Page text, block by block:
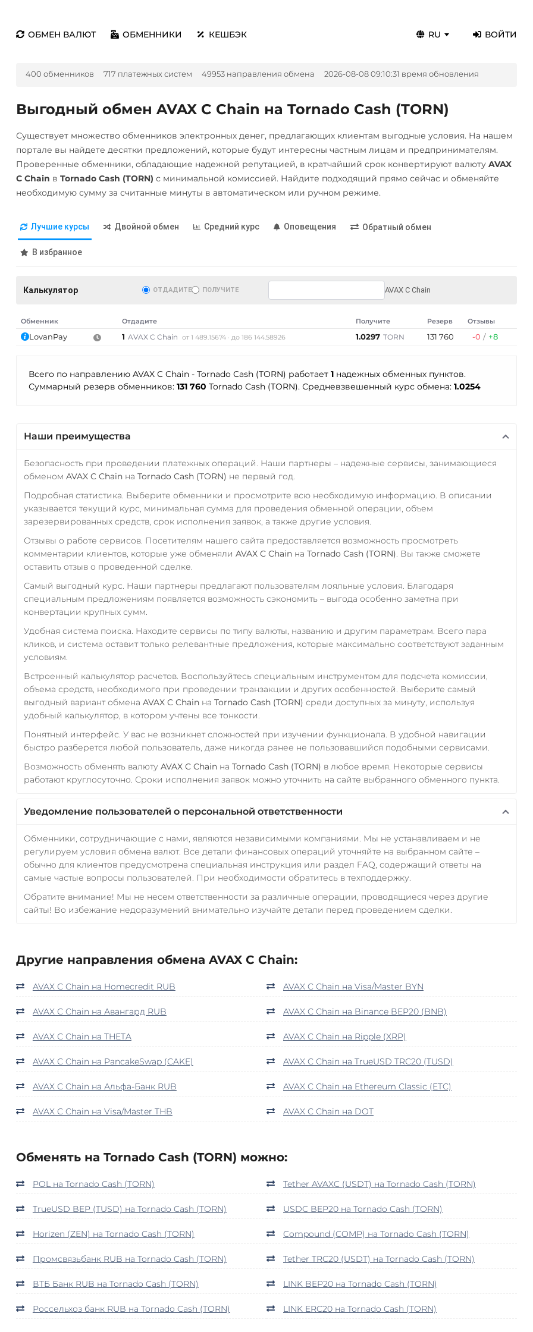
ОБМЕН ВАЛЮТ ОБМЕННИКИ КЕШБЭК RU ВОЙТИ
400 обменников 717 платежных систем 49953 направления обмена 2026-08-08 09:10:31 время обновления
Выгодный обмен AVAX C Chain на Tornado Cash (TORN)
Существует множество обменников электронных денег, предлагающих клиентам выгодные условия. На нашем
портале вы найдете десятки предложений, которые будут интересны частным лицам и предпринимателям.
Проверенные обменники, обладающие надежной репутацией, в кратчайший срок конвертируют валюту AVAX
C Chain в Tornado Cash (TORN) с минимальной комиссией. Найдите подходящий прямо сейчас и обменяйте
необходимую сумму за считанные минуты в автоматическом или ручном режиме.
Лучшие курсы Двойной обмен Средний курс Оповещения Обратный обмен
В избранное
Калькулятор ОТДАДИТЕ ПОЛУЧИТЕ AVAX C Chain
Обменник Отдадите Получите Резерв Отзывы
LovanPay 1 AVAX C Chain от 1 489.15674 до 186 144.58926 1.0297 TORN 131 760 -0 / +8
Всего по направлению AVAX C Chain - Tornado Cash (TORN) работает 1надежных обменных пунктов.
Суммарный резерв обменников: 131 760 Tornado Cash (TORN). Средневзвешенный курс обмена: 1.0254
Наши преимущества
Безопасность при проведении платежных операций. Наши партнеры – надежные сервисы, занимающиеся
обменом AVAX C Chainна Tornado Cash (TORN) не первый год.
Подробная статистика. Выберите обменники и просмотрите всю необходимую информацию. В описании
указывается текущий курс, минимальная сумма для проведения обменной операции, объем
зарезервированных средств, срок исполнения заявок, а также другие условия.
Отзывы о работе сервисов. Посетителям нашего сайта предоставляется возможность просмотреть
комментарии клиентов, которые уже обменяли AVAX C Chainна Tornado Cash (TORN). Вы также сможете
оставить отзыв о проведенной сделке.
Самый выгодный курс. Наши партнеры предлагают пользователям лояльные условия. Благодаря
специальным предложениям появляется возможность сэкономить – выгода особенно заметна при
конвертации крупных сумм.
Удобная система поиска. Находите сервисы по типу валюты, названию и другим параметрам. Всего пара
кликов, и система оставит только релевантные предложения, которые максимально соответствуют заданным
условиям.
Встроенный калькулятор расчетов. Воспользуйтесь специальным инструментом для подсчета комиссии,
объема средств, необходимого при проведении транзакции и других особенностей. Выберите самый
выгодный вариант обмена AVAX C Chainна Tornado Cash (TORN) среди доступных за минуту, используя
удобный калькулятор, в котором учтены все тонкости.
Понятный интерфейс. У вас не возникнет сложностей при изучении функционала. В удобной навигации
быстро разберется любой пользователь, даже никогда ранее не пользовавшийся подобными сервисами.
Возможность обменять валюту AVAX C Chainна Tornado Cash (TORN) в любое время. Некоторые сервисы
работают круглосуточно. Сроки исполнения заявок можно уточнить на сайте выбранного обменного пункта.
Уведомление пользователей о персональной ответственности
Обменники, сотрудничающие с нами, являются независимыми компаниями. Мы не устанавливаем и не
регулируем условия обмена валют. Все детали финансовых операций уточняйте на выбранном сайте –
обычно для клиентов предусмотрена специальная инструкция или раздел FAQ, содержащий ответы на
самые частые вопросы пользователей. При необходимости обратитесь в техподдержку.
Обратите внимание! Мы не несем ответственности за различные операции, проводящиеся через другие
сайты! Во избежание недоразумений внимательно изучайте детали перед проведением сделки.
Другие направления обмена AVAX C Chain:
AVAX C Chain на Homecredit RUB AVAX C Chain на Visa/Master BYN
AVAX C Chain на Авангард RUB AVAX C Chain на Binance BEP20 (BNB)
AVAX C Chain на THETA AVAX C Chain на Ripple (XRP)
AVAX C Chain на PancakeSwap (CAKE) AVAX C Chain на TrueUSD TRC20 (TUSD)
AVAX C Chain на Альфа-Банк RUB AVAX C Chain на Ethereum Classic (ETC)
AVAX C Chain на Visa/Master THB AVAX C Chain на DOT
Обменять на Tornado Cash (TORN) можно:
POL на Tornado Cash (TORN) Tether AVAXC (USDT) на Tornado Cash (TORN)
TrueUSD BEP (TUSD) на Tornado Cash (TORN) USDC BEP20 на Tornado Cash (TORN)
Horizen (ZEN) на Tornado Cash (TORN) Compound (COMP) на Tornado Cash (TORN)
Промсвязьбанк RUB на Tornado Cash (TORN) Tether TRC20 (USDT) на Tornado Cash (TORN)
ВТБ Банк RUB на Tornado Cash (TORN) LINK BEP20 на Tornado Cash (TORN)
Россельхоз банк RUB на Tornado Cash (TORN) LINK ERC20 на Tornado Cash (TORN)